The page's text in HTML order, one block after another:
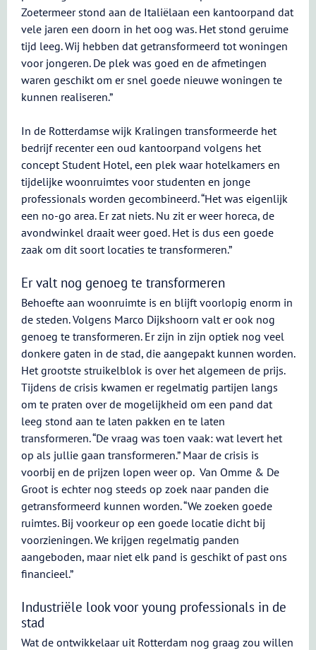
Zoetermeer stond aan de Italiëlaan een kantoorpand dat
vele jaren een doorn in het oog was. Het stond geruime
tijd leeg. Wij hebben dat getransformeerd tot woningen
voor jongeren. De plek was goed en de afmetingen
waren geschikt om er snel goede nieuwe woningen te
kunnen realiseren.”
In de Rotterdamse wijk Kralingen transformeerde het
bedrijf recenter een oud kantoorpand volgens het
concept Student Hotel, een plek waar hotelkamers en
tijdelijke woonruimtes voor studenten en jonge
professionals worden gecombineerd. “Het was eigenlijk
een no-go area. Er zat niets. Nu zit er weer horeca, de
avondwinkel draait weer goed. Het is dus een goede
zaak om dit soort locaties te transformeren.”
Er valt nog genoeg te transformeren
Behoefte aan woonruimte is en blijft voorlopig enorm in
de steden. Volgens Marco Dijkshoorn valt er ook nog
genoeg te transformeren. Er zijn in zijn optiek nog veel
donkere gaten in de stad, die aangepakt kunnen worden.
Het grootste struikelblok is over het algemeen de prijs.
Tijdens de crisis kwamen er regelmatig partijen langs
om te praten over de mogelijkheid om een pand dat
leeg stond aan te laten pakken en te laten
transformeren. “De vraag was toen vaak: wat levert het
op als jullie gaan transformeren.” Maar de crisis is
voorbij en de prijzen lopen weer op. Van Omme & De
Groot is echter nog steeds op zoek naar panden die
getransformeerd kunnen worden. “We zoeken goede
ruimtes. Bij voorkeur op een goede locatie dicht bij
voorzieningen. We krijgen regelmatig panden
aangeboden, maar niet elk pand is geschikt of past ons
financieel.”
Industriële look voor young professionals in de
stad
Wat de ontwikkelaar uit Rotterdam nog graag zou willen